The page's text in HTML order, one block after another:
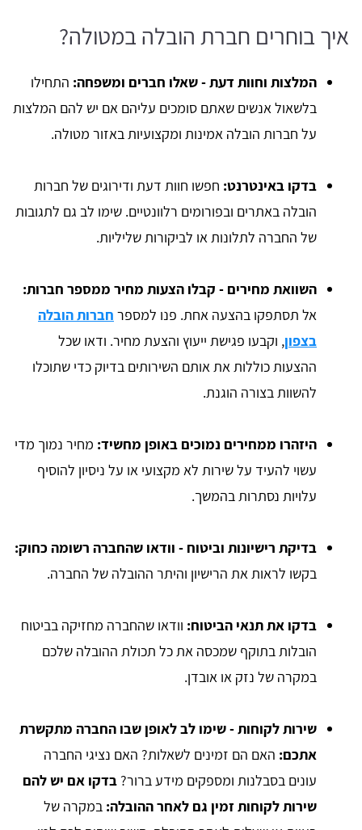
איך בוחרים חברת הובלה במטולה?
המלצות וחוות דעת - שאלו חברים ומשפחה: התחילו
בלשאול אנשים שאתם סומכים עליהם אם יש להם המלצות
על חברות הובלה אמינות ומקצועיות באזור מטולה.
בדקו באינטרנט: חפשו חוות דעת ודירוגים של חברות
הובלה באתרים ובפורומים רלוונטיים. שימו לב גם לתגובות
של החברה לתלונות או לביקורות שליליות.
השוואת מחירים - קבלו הצעות מחיר ממספר חברות:
אל תסתפקו בהצעה אחת. פנו למספר חברות הובלה
בצפון, וקבעו פגישת ייעוץ והצעת מחיר. ודאו שכל
ההצעות כוללות את אותם השירותים בדיוק כדי שתוכלו
להשוות בצורה הוגנת.
היזהרו ממחירים נמוכים באופן מחשיד: מחיר נמוך מדי
עשוי להעיד על שירות לא מקצועי או על ניסיון להוסיף
עלויות נסתרות בהמשך.
בדיקת רישיונות וביטוח - וודאו שהחברה רשומה כחוק:
בקשו לראות את הרישיון והיתר ההובלה של החברה.
בדקו את תנאי הביטוח: וודאו שהחברה מחזיקה בביטוח
הובלות בתוקף שמכסה את כל תכולת ההובלה שלכם
במקרה של נזק או אובדן.
שירות לקוחות -שימו לב לאופן שבו החברה מתקשרת
אתכם: האם הם זמינים לשאלות? האם נציגי החברה
עונים בסבלנות ומספקים מידע ברור? בדקו אם יש להם
שירות לקוחות זמין גם לאחר ההובלה: במקרה של